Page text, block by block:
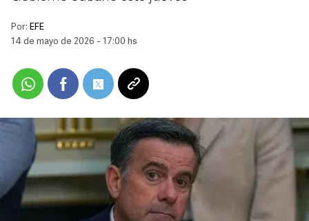
Por: EFE
14 de mayo de 2026 - 17:00 hs